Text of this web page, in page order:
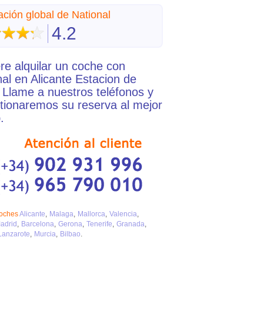
global de National
4.2
alquilar un coche con
en Alicante Estacion de
Llame a nuestros teléfonos y
su reserva al mejor
Alicante Malaga Mallorca Valencia
Barcelona Gerona Tenerife Granada
Murcia Bilbao